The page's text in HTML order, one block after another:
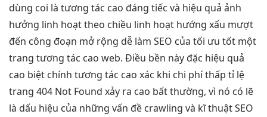
dùng coi là tương tác cao đáng tiếc và hiệu quả ảnh
hưởng linh hoạttheo chiều linh hoạt hướng xấu mượt
đến công đoạn mở rộng dễ làm SEO của tối ưu tốt một
trang tương tác cao web. Điều bền này đặc hiệu quả
cao biệt chính tương tác cao xác khi chi phí thấp tỉ lệ
trang 404 Not Found xảy ra cao bất thường, vì nó có lẽ
là dấu hiệu của những vấn đề crawling và kĩ thuật SEO